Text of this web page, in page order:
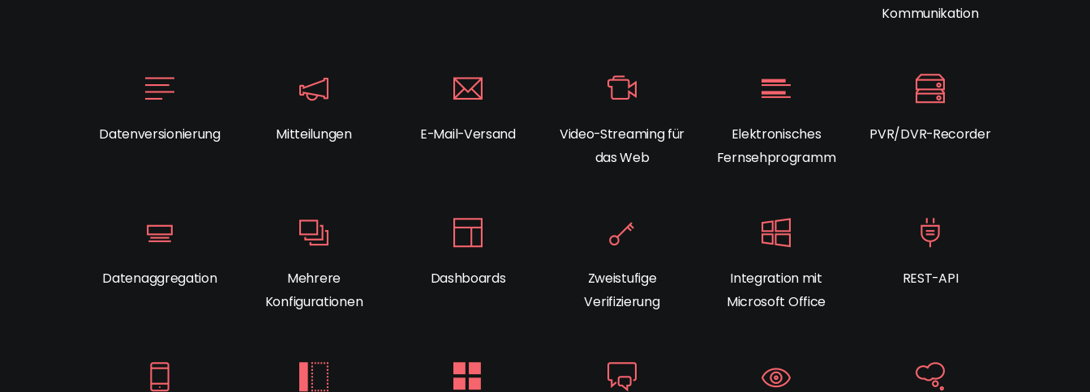
Kommunikation
Datenversionierung Mitteilungen E-Mail-Versand
Video-Streaming für
das Web
Elektronisches
Fernsehprogramm
PVR/DVR-Recorder
Datenaggregation
Mehrere
Konfigurationen
Dashboards
Zweistufige
Verifizierung
Integration mit
Microsoft Office
REST-API